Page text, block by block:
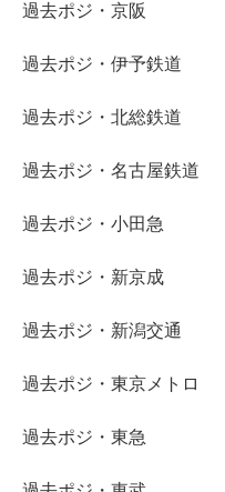
過去ポジ・京阪
過去ポジ・伊予鉄道
過去ポジ・北総鉄道
過去ポジ・名古屋鉄道
過去ポジ・小田急
過去ポジ・新京成
過去ポジ・新潟交通
過去ポジ・東京メトロ
過去ポジ・東急